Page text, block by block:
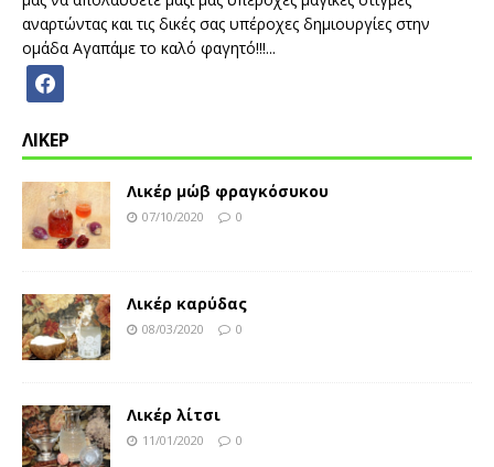
αναρτώντας και τις δικές σας υπέροχες δημιουργίες στην
ομάδα Αγαπάμε το καλό φαγητό!!!...
ΛΙΚΕΡ
Λικέρ μώβ φραγκόσυκου
07/10/2020 0
Λικέρ καρύδας
08/03/2020 0
Λικέρ λίτσι
11/01/2020 0